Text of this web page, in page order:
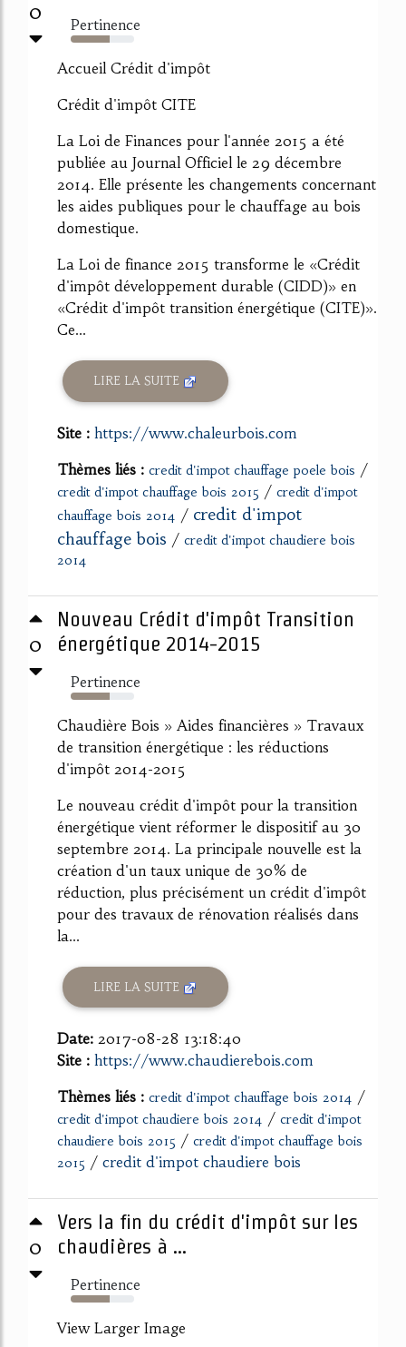
0 Pertinence
62%
Accueil Crédit d'impôt
Crédit d'impôt CITE
La Loi de Finances pour l'année 2015 a été
publiée au Journal Officiel le 29 décembre
2014. Elle présente les changements concernant
les aides publiques pour le chauffage au bois
domestique.
La Loi de finance 2015 transforme le «Crédit
d'impôt développement durable (CIDD)» en
«Crédit d'impôt transition énergétique (CITE)».
Ce...
LIRE LA SUITE
Site : https://www.chaleurbois.com
Thèmes liés : credit d'impot chauffage poele bois /
credit d'impot chauffage bois 2015 / credit d'impot
chauffage bois 2014 / credit d'impot
chauffage bois / credit d'impot chaudiere bois
2014
0
Nouveau Crédit d'impôt Transition
énergétique 2014-2015
Pertinence
61%
Chaudière Bois » Aides financières » Travaux
de transition énergétique : les réductions
d'impôt 2014-2015
Le nouveau crédit d'impôt pour la transition
énergétique vient réformer le dispositif au 30
septembre 2014. La principale nouvelle est la
création d'un taux unique de 30% de
réduction, plus précisément un crédit d'impôt
pour des travaux de rénovation réalisés dans
la...
LIRE LA SUITE
Date: 2017-08-28 13:18:40
Site : https://www.chaudierebois.com
Thèmes liés : credit d'impot chauffage bois 2014 /
credit d'impot chaudiere bois 2014 / credit d'impot
chaudiere bois 2015 / credit d'impot chauffage bois
2015 / credit d'impot chaudiere bois
0
Vers la fin du crédit d'impôt sur les
chaudières à ...
Pertinence
61%
View Larger Image